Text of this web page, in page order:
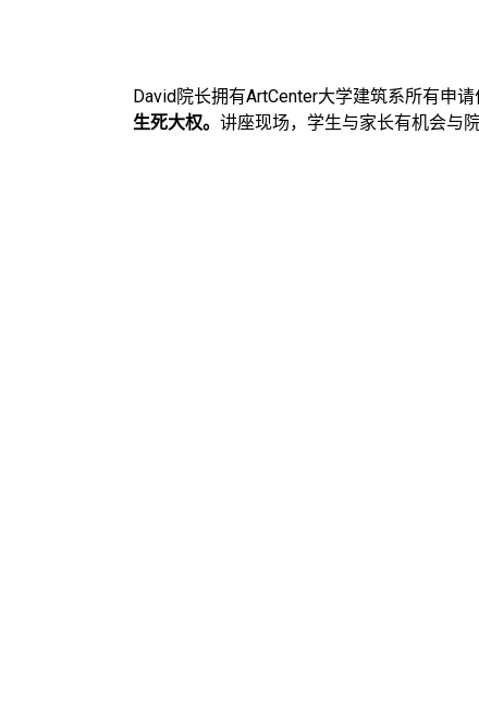
David院长拥有ArtCenter大学建筑系所有申
生死大权。 讲座现场，学生与家长有机会与